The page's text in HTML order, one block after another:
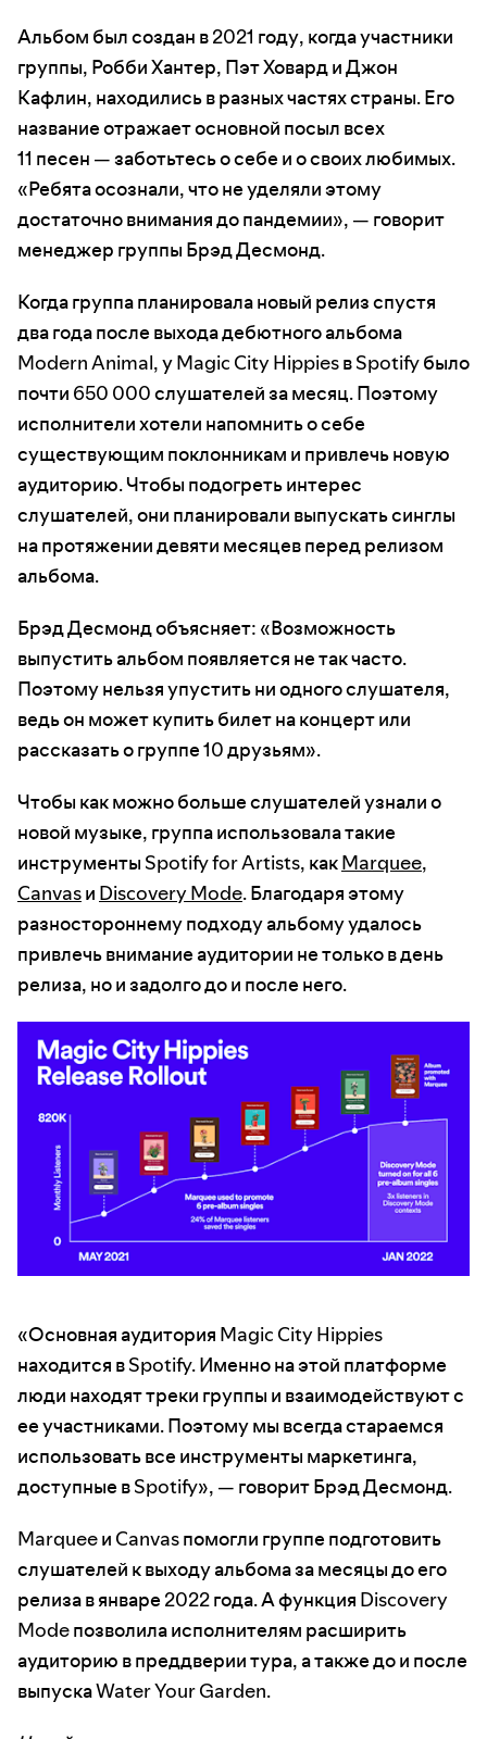
Альбом был создан в 2021 году, когда участники
группы, Робби Хантер, Пэт Ховард и Джон
Кафлин, находились в разных частях страны. Его
название отражает основной посыл всех
11 песен — заботьтесь о себе и о своих любимых.
«Ребята осознали, что не уделяли этому
достаточно внимания до пандемии», — говорит
менеджер группы Брэд Десмонд.
Когда группа планировала новый релиз спустя
два года после выхода дебютного альбома
Modern Animal, у Magic City Hippies в Spotify было
почти 650 000 слушателей за месяц. Поэтому
исполнители хотели напомнить о себе
существующим поклонникам и привлечь новую
аудиторию. Чтобы подогреть интерес
слушателей, они планировали выпускать синглы
на протяжении девяти месяцев перед релизом
альбома.
Брэд Десмонд объясняет: «Возможность
выпустить альбом появляется не так часто.
Поэтому нельзя упустить ни одного слушателя,
ведь он может купить билет на концерт или
рассказать о группе 10 друзьям».
Чтобы как можно больше слушателей узнали о
новой музыке, группа использовала такие
инструменты Spotify for Artists, какMarquee,
Canvasи Discovery Mode. Благодаря этому
разностороннему подходу альбому удалось
привлечь внимание аудитории не только в день
релиза, но и задолго до и после него.
«Основная аудитория Magic City Hippies
находится в Spotify. Именно на этой платформе
люди находят треки группы и взаимодействуют с
ее участниками. Поэтому мы всегда стараемся
использовать все инструменты маркетинга,
доступные в Spotify», — говорит Брэд Десмонд.
Marquee и Canvas помогли группе подготовить
слушателей к выходу альбома за месяцы до его
релиза в январе 2022 года. А функция Discovery
Mode позволила исполнителям расширить
аудиторию в преддверии тура, а также до и после
выпуска Water Your Garden.